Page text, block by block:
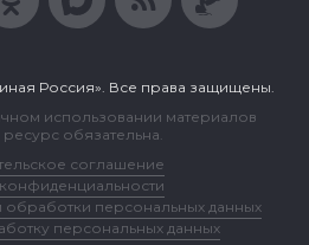
Россия». Все права защищены.
использовании материалов
ресурс обязательна.
соглашение
персональных данных
персональных данных